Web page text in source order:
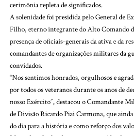
cerimônia repleta de significados.
A solenidade foi presidida pelo General de
Filho, eterno integrante do Alto Comando
presença de oficiais-generais da ativa e da
comandantes de organizações militares da
convidados.
“Nos sentimos honrados, orgulhosos e
por todos os veteranos durante os anos de
nosso Exército”, destacou o Comandante
de Divisão Ricardo Piai Carmona, que
do dia para a história e como reforço dos